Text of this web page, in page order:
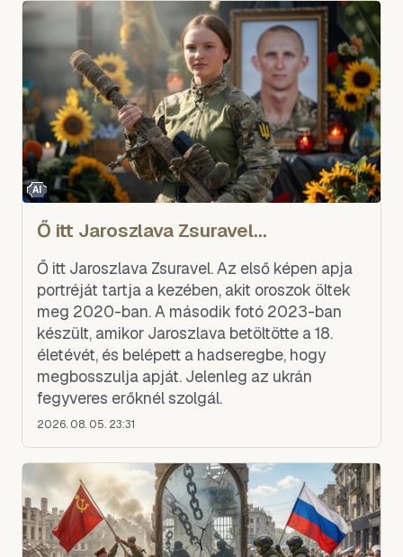
AI
Ő itt Jaroszlava Zsuravel...
Ő itt Jaroszlava Zsuravel. Az első képen apja
portréját tartja a kezében, akit oroszok öltek
meg 2020-ban. A második fotó 2023-ban
készült, amikor Jaroszlava betöltötte a 18.
életévét, és belépett a hadseregbe, hogy
megbosszulja apját. Jelenleg az ukrán
fegyveres erőknél szolgál.
2026. 08. 05. 23:31